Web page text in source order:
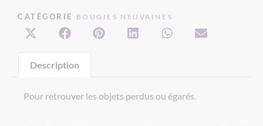
CATÉGORIE BOUGIES NEUVAINES
Description
Pour retrouver les objets perdus ou égarés.